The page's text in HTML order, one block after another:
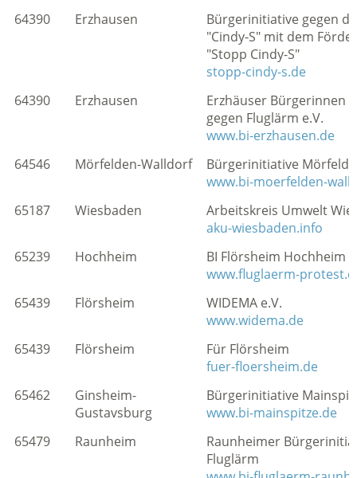
64390
Erzhausen
Bürgerinitiative gegen
"Cindy-S" mit dem
"Stopp Cindy-S"
stopp-cindy-s.de
64390
Erzhausen
Erzhäuser Bürgerinnen
gegen Fluglärm e.V.
www.bi-erzhausen.de
64546
Mörfelden-Walldorf
Bürgerinitiative
www.bi-moerfelden-
65187
Wiesbaden
Arbeitskreis Umwelt
aku-wiesbaden.info
65239
Hochheim
BI Flörsheim Hochheim
www.fluglaerm-
65439
Flörsheim
WIDEMA e.V.
www.widema.de
65439
Flörsheim
Für Flörsheim
fuer-floersheim.de
65462
Ginsheim-
Gustavsburg
Bürgerinitiative
www.bi-mainspitze.de
65479
Raunheim
Raunheimer
Fluglärm